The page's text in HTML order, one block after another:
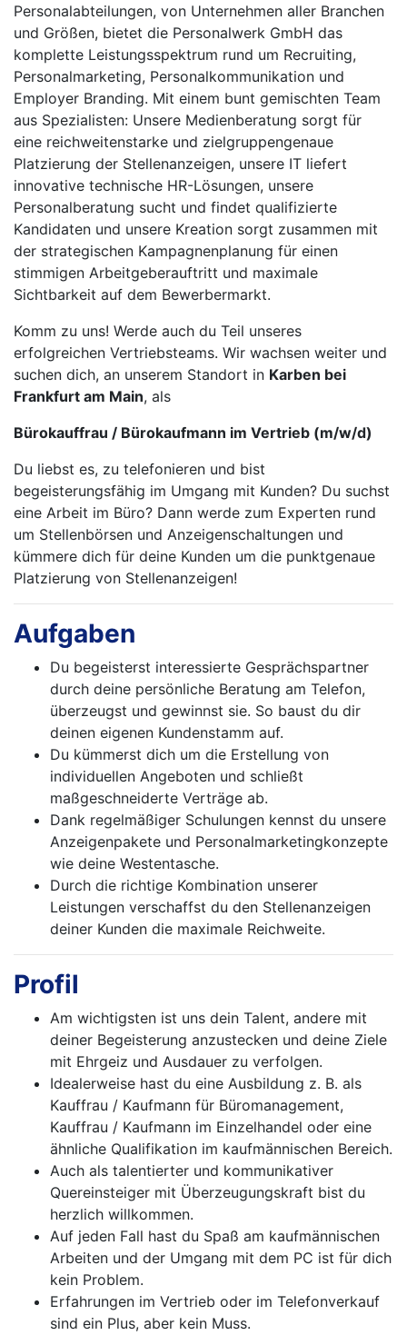
Personalabteilungen, von Unternehmen aller Branchen
und Größen, bietet die Personalwerk GmbH das
komplette Leistungsspektrum rund um Recruiting,
Personalmarketing, Personalkommunikation und
Employer Branding. Mit einem bunt gemischten Team
aus Spezialisten: Unsere Medienberatung sorgt für
eine reichweitenstarke und zielgruppengenaue
Platzierung der Stellenanzeigen, unsere IT liefert
innovative technische HR-Lösungen, unsere
Personalberatung sucht und findet qualifizierte
Kandidaten und unsere Kreation sorgt zusammen mit
der strategischen Kampagnenplanung für einen
stimmigen Arbeitgeberauftritt und maximale
Sichtbarkeit auf dem Bewerbermarkt.
Komm zu uns! Werde auch du Teil unseres
erfolgreichen Vertriebsteams. Wir wachsen weiter und
suchen dich, an unserem Standort in Karben bei
Frankfurt am Main, als
Bürokauffrau / Bürokaufmann im Vertrieb (m/w/d)
Du liebst es, zu telefonieren und bist
begeisterungsfähig im Umgang mit Kunden? Du suchst
eine Arbeit im Büro? Dann werde zum Experten rund
um Stellenbörsen und Anzeigenschaltungen und
kümmere dich für deine Kunden um die punktgenaue
Platzierung von Stellenanzeigen!
Aufgaben
Du begeisterst interessierte Gesprächspartner
durch deine persönliche Beratung am Telefon,
überzeugst und gewinnst sie. So baust du dir
deinen eigenen Kundenstamm auf.
Du kümmerst dich um die Erstellung von
individuellen Angeboten und schließt
maßgeschneiderte Verträge ab.
Dank regelmäßiger Schulungen kennst du unsere
Anzeigenpakete und Personalmarketingkonzepte
wie deine Westentasche.
Durch die richtige Kombination unserer
Leistungen verschaffst du den Stellenanzeigen
deiner Kunden die maximale Reichweite.
Profil
Am wichtigsten ist uns dein Talent, andere mit
deiner Begeisterung anzustecken und deine Ziele
mit Ehrgeiz und Ausdauer zu verfolgen.
Idealerweise hast du eine Ausbildung z. B. als
Kauffrau / Kaufmann für Büromanagement,
Kauffrau / Kaufmann im Einzelhandel oder eine
ähnliche Qualifikation im kaufmännischen Bereich.
Auch als talentierter und kommunikativer
Quereinsteiger mit Überzeugungskraft bist du
herzlich willkommen.
Auf jeden Fall hast du Spaß am kaufmännischen
Arbeiten und der Umgang mit dem PC ist für dich
kein Problem.
Erfahrungen im Vertrieb oder im Telefonverkauf
sind ein Plus, aber kein Muss.